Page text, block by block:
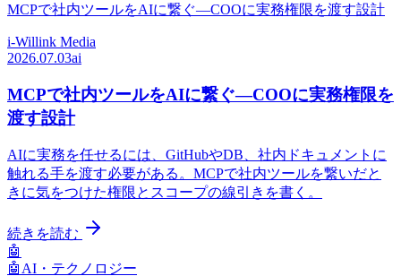
MCPで社内ツールをAIに繋ぐ—COOに実務権限を渡す設計
i-Willink Media
2026.07.03ai
MCPで社内ツールをAIに繋ぐ—COOに実務権限を
渡す設計
AIに実務を任せるには、GitHubやDB、社内ドキュメントに
触れる手を渡す必要がある。MCPで社内ツールを繋いだと
きに気をつけた権限とスコープの線引きを書く。
続きを読む
🤖
🤖 AI・テクノロジー